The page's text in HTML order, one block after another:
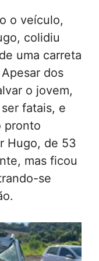
o veículo,
colidiu
uma carreta
dos
o jovem,
fatais, e
pronto
Hugo, de 53
mas ficou
se